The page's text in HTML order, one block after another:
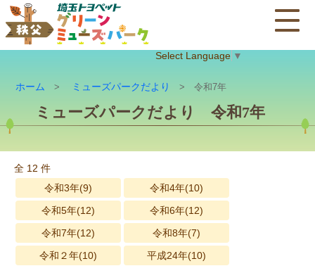
Select Language ▼
ホーム > ミューズパークだより > 令和7年
ミューズパークだより 令和7年
全 12 件
令和3年(9)
令和4年(10)
令和5年(12)
令和6年(12)
令和7年(12)
令和8年(7)
令和２年(10)
平成24年(10)